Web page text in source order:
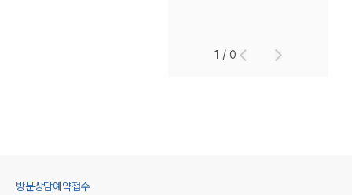
1 /0
방문상담예약접수